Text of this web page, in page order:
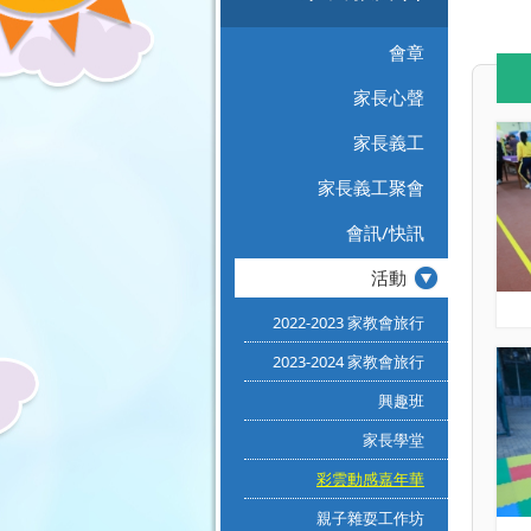
會章
家長心聲
家長義工
家長義工聚會
會訊/快訊
活動
2022-2023 家教會旅行
2023-2024 家教會旅行
興趣班
家長學堂
彩雲動感嘉年華
親子雜耍工作坊